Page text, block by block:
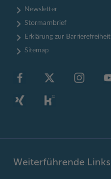
Newsletter
Stormarnbrief
Erklärung zur Barrierefreiheit
Sitemap
Weiterführende Links